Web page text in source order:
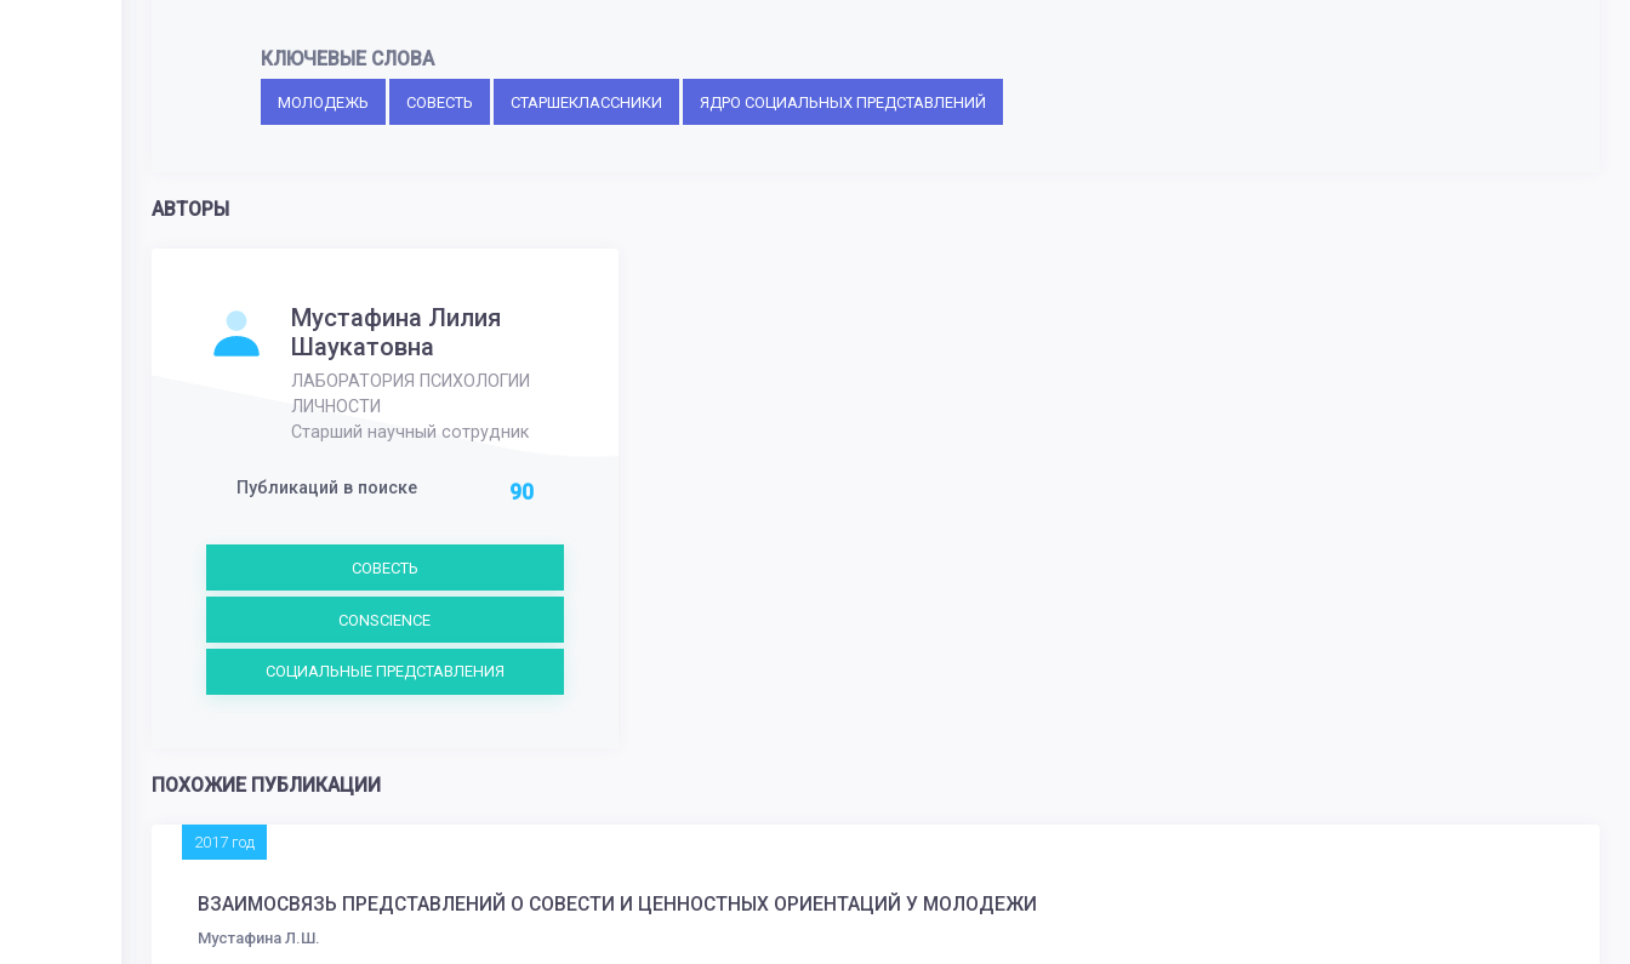
КЛЮЧЕВЫЕ СЛОВА
МОЛОДЕЖЬ СОВЕСТЬ СТАРШЕКЛАССНИКИ ЯДРО СОЦИАЛЬНЫХ ПРЕДСТАВЛЕНИЙ
АВТОРЫ
Мустафина Лилия
Шаукатовна
ЛАБОРАТОРИЯ ПСИХОЛОГИИ
ЛИЧНОСТИ
Старший научный сотрудник
Публикаций в поиске 90
СОВЕСТЬ
CONSCIENCE
СОЦИАЛЬНЫЕ ПРЕДСТАВЛЕНИЯ
ПОХОЖИЕ ПУБЛИКАЦИИ
2017 год
ВЗАИМОСВЯЗЬ ПРЕДСТАВЛЕНИЙ О СОВЕСТИ И ЦЕННОСТНЫХ ОРИЕНТАЦИЙ У МОЛОДЕЖИ
Мустафина Л.Ш.